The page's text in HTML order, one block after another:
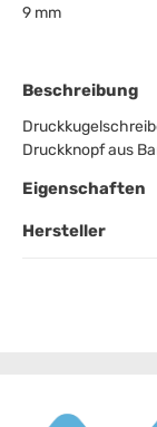
9 mm
Beschreibung
Druckknopf aus
Eigenschaften
Hersteller